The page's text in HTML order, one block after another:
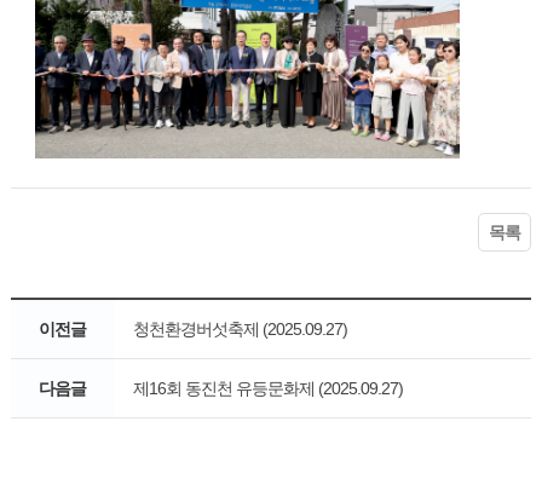
목록
이전글 청천환경버섯축제 (2025.09.27)
다음글 제16회 동진천 유등문화제 (2025.09.27)